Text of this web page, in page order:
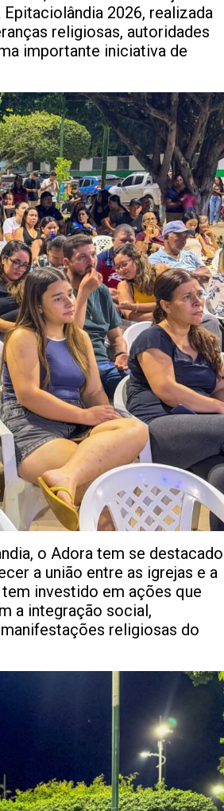
2026, realizada
religiosas, autoridades
importante iniciativa de
o Adora tem se destacado
a união entre as igrejas e a
investido em ações que
a integração social,
religiosas do